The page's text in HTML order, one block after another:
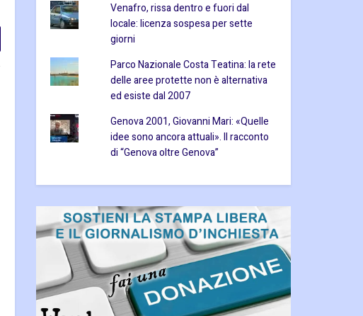
Venafro, rissa dentro e fuori dal
locale: licenza sospesa per sette
giorni
Parco Nazionale Costa Teatina: la rete
delle aree protette non è alternativa
ed esiste dal 2007
Genova 2001, Giovanni Mari: «Quelle
idee sono ancora attuali». Il racconto
di “Genova oltre Genova”